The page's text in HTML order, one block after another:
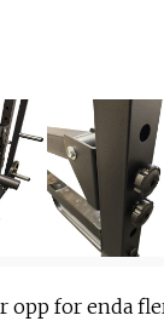
opp for enda